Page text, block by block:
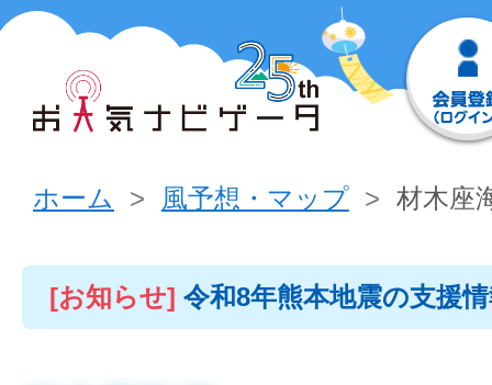
ホーム 風予想・マップ 材木座
[お知らせ] 令和8年熊本地震の支援